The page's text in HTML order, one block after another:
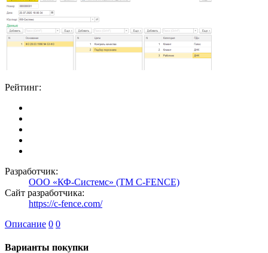
Рейтинг:
Разработчик:
ООО «КФ-Системс» (TM C-FENCE)
Сайт разработчика:
https://c-fence.com/
Описание 0 0
Варианты покупки